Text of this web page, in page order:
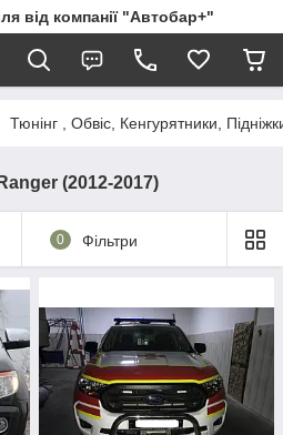
від компанії "Автобар+"
Тюнінг , Обвіс, Кенгурятники,
(2012-2017)
0 Фільтри